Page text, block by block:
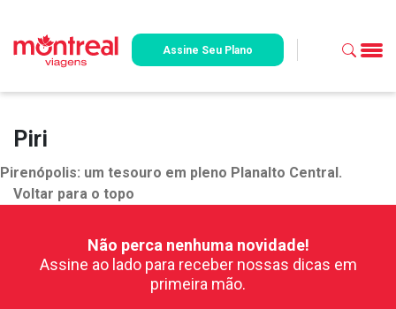
Assine Seu Plano
Piri
Pirenópolis: um tesouro em pleno Planalto Central.
Voltar para o topo
Não perca nenhuma novidade!
Assine ao lado para receber nossas dicas em
primeira mão.